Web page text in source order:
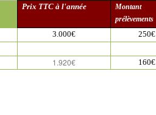
Prix TTC à l'année
Montant
prélèvements
3.000€ 250€
1.920€ 160€